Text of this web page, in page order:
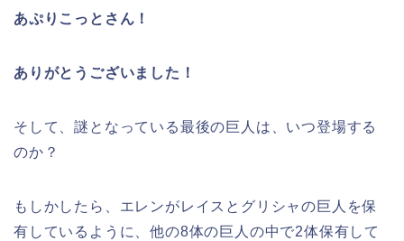
あぷりこっとさん！
ありがとうございました！
そして、謎となっている最後の巨人は、いつ登場する
のか？
もしかしたら、エレンがレイスとグリシャの巨人を保
有しているように、他の8体の巨人の中で2体保有して